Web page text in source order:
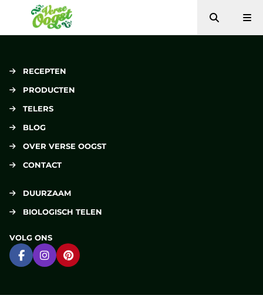
Verse Oogst
Zoeken
RECEPTEN
PRODUCTEN
TELERS
BLOG
OVER VERSE OOGST
CONTACT
DUURZAAM
BIOLOGISCH TELEN
VOLG ONS
Ga naar Facebook
Ga naar Instagram
Ga naar Pinterest